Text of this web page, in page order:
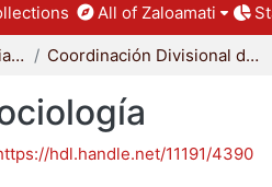
All of Zaloamati
División de Ciencias Sociales y Humanidades Coordinación Divisional de Posgrado
hdl.handle.net/11191/4390